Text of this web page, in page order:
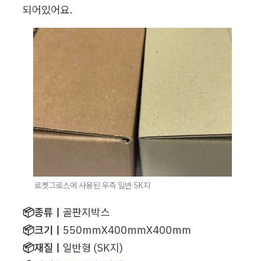
되어있어요.
로켓그로스에 사용된 우측 일반 SK지
📦종류ㅣ
📦크기ㅣ
📦재질ㅣ